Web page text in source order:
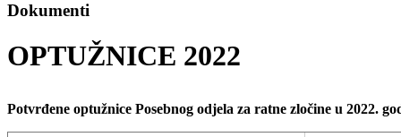
Dokumenti
OPTUŽNICE 2022
Potvrđene optužnice Posebnog odjela za ratne zločine u 2022.